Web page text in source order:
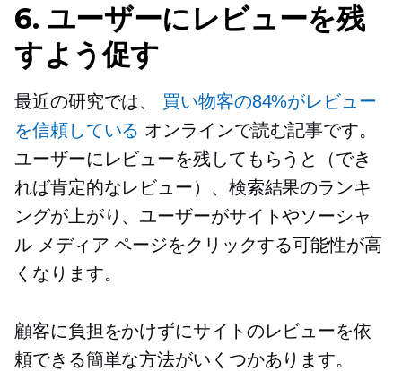
6. ユーザーにレビューを残
すよう促す
最近の研究では、 買い物客の84%がレビュー
を信頼している オンラインで読む記事です。
ユーザーにレビューを残してもらうと（でき
れば肯定的なレビュー）、検索結果のランキ
ングが上がり、ユーザーがサイトやソーシャ
ル メディア ページをクリックする可能性が高
くなります。
顧客に負担をかけずにサイトのレビューを依
頼できる簡単な方法がいくつかあります。